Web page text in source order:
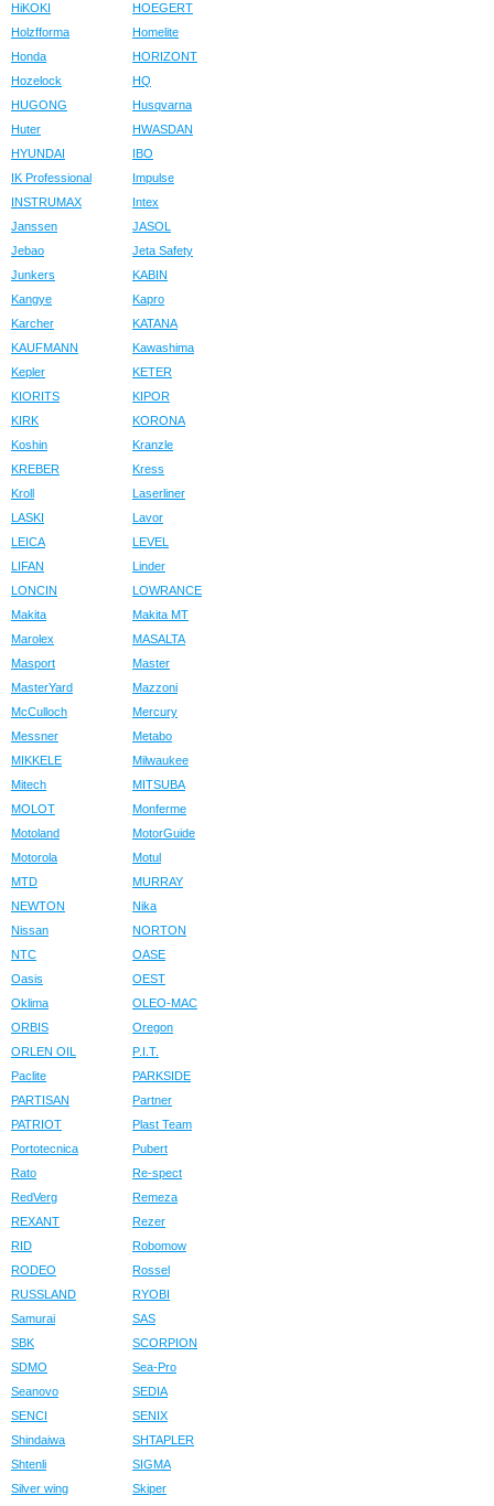
HiKOKI
HOEGERT
Holzfforma
Homelite
Honda
HORIZONT
Hozelock
HQ
HUGONG
Husqvarna
Huter
HWASDAN
HYUNDAI
IBO
IK Professional
Impulse
INSTRUMAX
Intex
Janssen
JASOL
Jebao
Jeta Safety
Junkers
KABIN
Kangye
Kapro
Karcher
KATANA
KAUFMANN
Kawashima
Kepler
KETER
KIORITS
KIPOR
KIRK
KORONA
Koshin
Kranzle
KREBER
Kress
Kroll
Laserliner
LASKI
Lavor
LEICA
LEVEL
LIFAN
Linder
LONCIN
LOWRANCE
Makita
Makita MT
Marolex
MASALTA
Masport
Master
MasterYard
Mazzoni
McCulloch
Mercury
Messner
Metabo
MIKKELE
Milwaukee
Mitech
MITSUBA
MOLOT
Monferme
Motoland
MotorGuide
Motorola
Motul
MTD
MURRAY
NEWTON
Nika
Nissan
NORTON
NTC
OASE
Oasis
OEST
Oklima
OLEO-MAC
ORBIS
Oregon
ORLEN OIL
P.I.T.
Paclite
PARKSIDE
PARTISAN
Partner
PATRIOT
Plast Team
Portotecnica
Pubert
Rato
Re-spect
RedVerg
Remeza
REXANT
Rezer
RID
Robomow
RODEO
Rossel
RUSSLAND
RYOBI
Samurai
SAS
SBK
SCORPION
SDMO
Sea-Pro
Seanovo
SEDIA
SENCI
SENIX
Shindaiwa
SHTAPLER
Shtenli
SIGMA
Silver wing
Skiper